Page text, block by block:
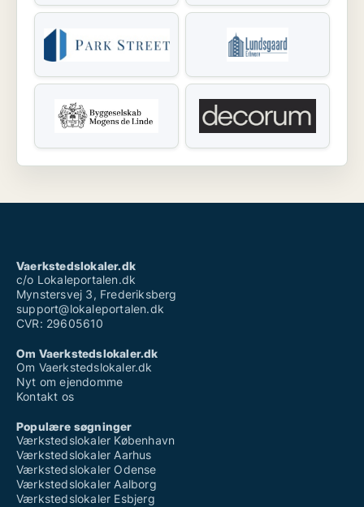
Vaerkstedslokaler.dk
c/o Lokaleportalen.dk
Mynstersvej 3, Frederiksberg
support@lokaleportalen.dk
CVR: 29605610
Om Vaerkstedslokaler.dk
Om Vaerkstedslokaler.dk
Nyt om ejendomme
Kontakt os
Populære søgninger
Værkstedslokaler København
Værkstedslokaler Aarhus
Værkstedslokaler Odense
Værkstedslokaler Aalborg
Værkstedslokaler Esbjerg